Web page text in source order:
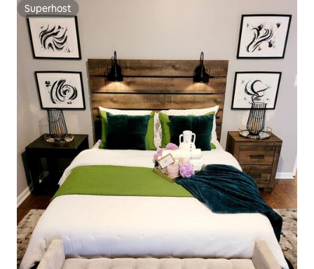
Superhost
Superhost